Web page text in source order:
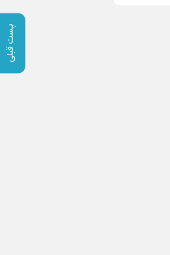
پست قبلی